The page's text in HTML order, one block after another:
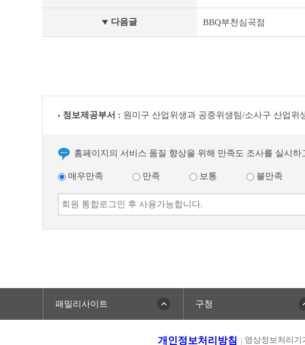
안
소
음
다음글 BBQ부천심곡점
정보제공부서 : 원미구 산업위생과 공중위생팀/소사구 산업
홈페이지의 서비스 품질 향상을 위해 만족도 조사를 실시
매우만족 만족 보통 불만족
패밀리사이트 구청
개인정보처리방침 영상정보처리기